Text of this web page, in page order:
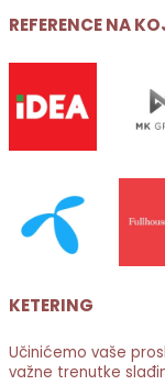
REFERENCE NA
KETERING
Učinićemo vaše
važne trenutke